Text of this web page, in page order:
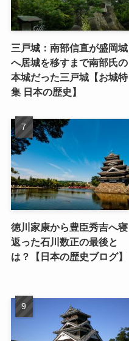
三戸城：南部信直が盛岡城
へ居城を移すまで南部氏の
本城だった三戸城【お城特
集 日本の歴史】
徳川家康から豊臣秀吉へ寝
返った石川数正の最後と
は？【日本の歴史ブログ】